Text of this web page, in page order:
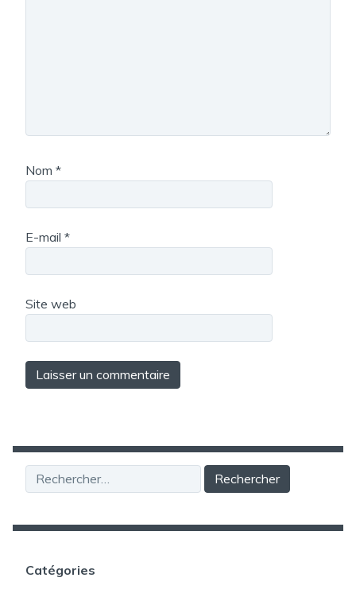
Nom *
E-mail *
Site web
Rechercher :
Catégories